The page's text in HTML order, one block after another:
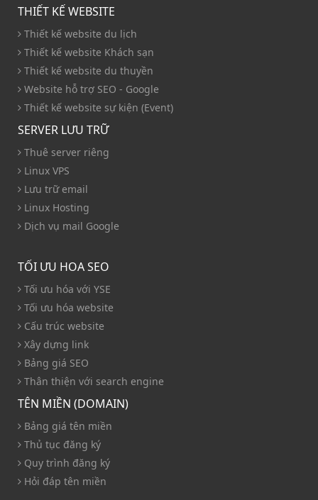
THIẾT KẾ WEBSITE
Thiết kế website du lịch
Thiết kế website Khách sạn
Thiết kế website du thuyền
Website hỗ trợ SEO - Google
Thiết kế website sự kiện (Event)
SERVER LƯU TRỮ
Thuê server riêng
Linux VPS
Lưu trữ email
Linux Hosting
Dịch vụ mail Google
TỐI ƯU HOA SEO
Tối ưu hóa với YSE
Tối ưu hóa website
Cấu trúc website
Xây dựng link
Bảng giá SEO
Thân thiện với search engine
TÊN MIỀN (DOMAIN)
Bảng giá tên miền
Thủ tục đăng ký
Quy trình đăng ký
Hỏi đáp tên miền